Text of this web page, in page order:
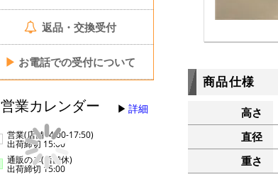
返品・交換受付
▶ お電話での受付について
営業カレンダー 詳細
営業(店舗14:00-17:50)
出荷締切 15:00
通販のみ(店舗休)
出荷締切 15:00
商品仕様
高さ
直径
重さ